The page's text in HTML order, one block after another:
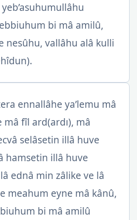
bi mâ amilû,
nesûhu, vallâhu alâ kulli
ennallâhe ya’lemu mâ
fîl ard(ardı), mâ
selâsetin illâ huve
hamsetin illâ huve
ednâ min zâlike ve lâ
meahum eyne mâ kânû,
bi mâ amilû